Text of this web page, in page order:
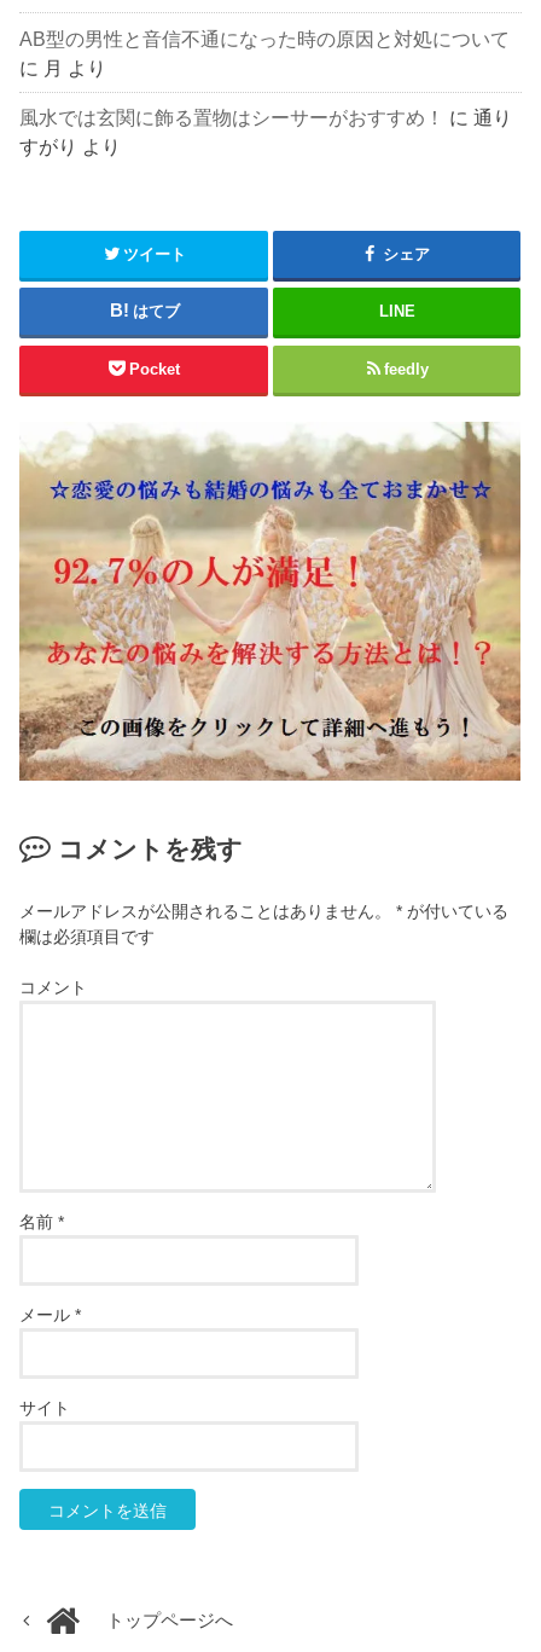
AB型の男性と音信不通になった時の原因と対処について
に 月 より
風水では玄関に飾る置物はシーサーがおすすめ！ に通り
すがり より
ツイート シェア
はてブ LINE
Pocket feedly
コメントを残す
メールアドレスが公開されることはありません。 * が付いている
欄は必須項目です
コメント
名前*
メール*
サイト
トップページへ